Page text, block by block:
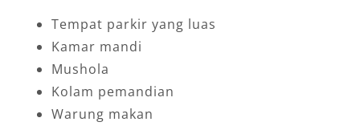
Tempat parkir yang luas
Kamar mandi
Mushola
Kolam pemandian
Warung makan